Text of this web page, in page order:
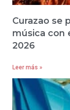
Curazao se
música con
2026
Leer más »